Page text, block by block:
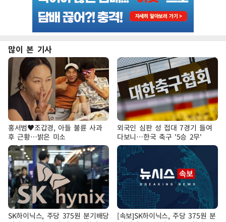
많이 본 기사
홍서범♥조갑경, 아들 불륜 사과
후 근황…밝은 미소
외국인 심판 성 접대 7경기 들여
다보니…한국 축구 '5승 2무'
SK하이닉스, 주당 375원 분기배당
[속보]SK하이닉스, 주당 375원 분